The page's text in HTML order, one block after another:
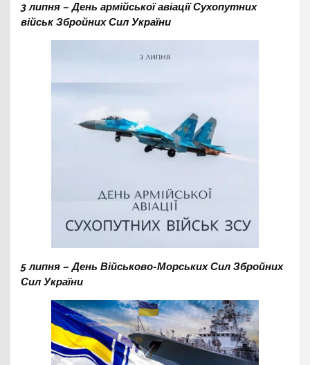
3 липня – День армійської авіації Сухопутних
військ Збройних Сил України
5 липня – День Військово-Морських Сил Збройних
Сил України